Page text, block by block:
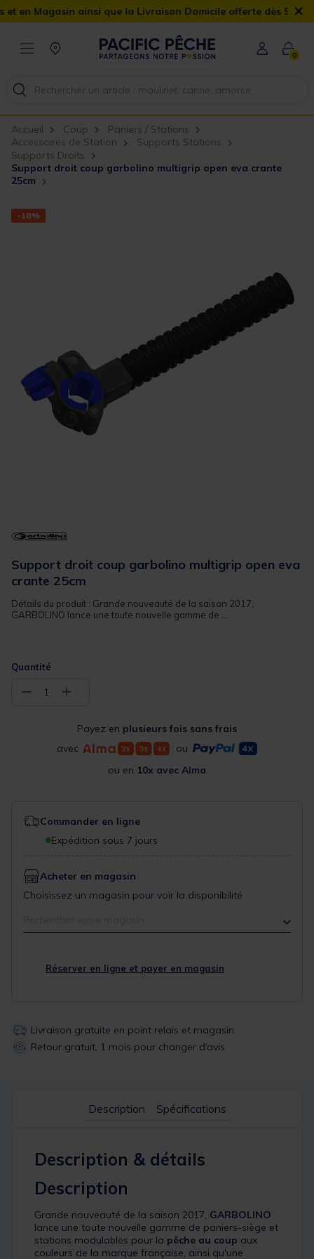
ainsi que la Livraison Domicile offerte dès 90€ ×
0
Accueil Coup
Paniers / Stations
Accessoires de Station
Supports Stations
Supports Droits
Support droit coup garbolino multigrip open eva crante
25cm
-18%
Support droit coup garbolino multigrip open eva
crante 25cm
Détails du produit : Grande nouveauté de la saison 2017,
GARBOLINO lance une toute nouvelle gamme de ...
Quantité
− 1 +
Payez en plusieurs fois sans frais
avec
ou
ou en 10x avec Alma
Commander en ligne
Expédition sous 7 jours
Acheter en magasin
Choisissez un magasin pour voir la disponibilité
Réserver en ligne et payer en magasin
Livraison gratuite en point relais et magasin
Retour gratuit, 1 mois pour changer d’avis
Description Spécifications
Description & détails
Description
Grande nouveauté de la saison 2017, GARBOLINO
lance une toute nouvelle gamme de paniers-siège et
stations modulables pour la pêche au coup aux
couleurs de la marque française, ainsi qu'une